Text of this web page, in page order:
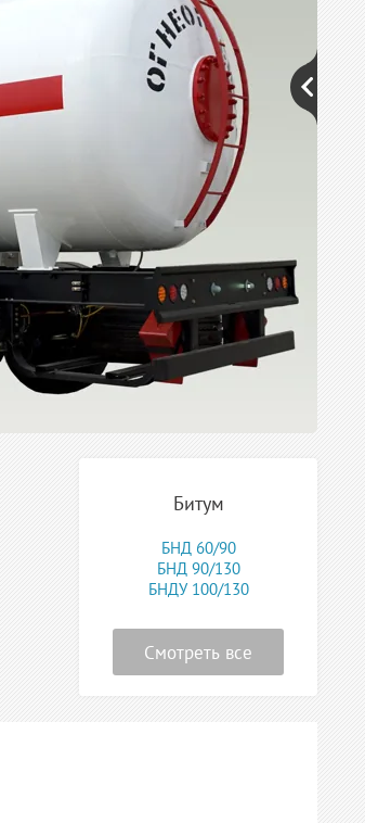
Битум
БНД 60/90
БНД 90/130
БНДУ 100/130
Смотреть все